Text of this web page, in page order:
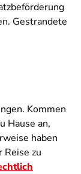
Gestrandete
Kommen
Hause an,
haben
Reise zu